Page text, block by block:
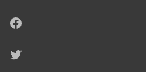
Facebook
Twitter